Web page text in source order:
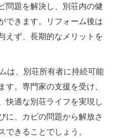
問題を解決し、別荘内の健
できます。リフォーム後は
えず、長期的なメリットを
は、別荘所有者に持続可能
す。専門家の支援を受け、
快適な別荘ライフを実現し
に、カビの問題から解放さ
できることでしょう。